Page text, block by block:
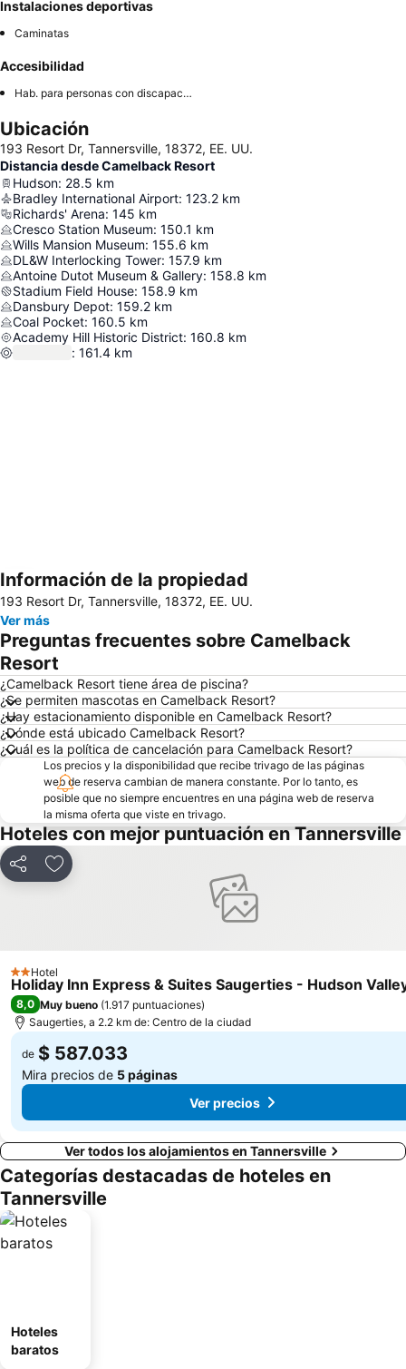
Instalaciones deportivas
Caminatas
Accesibilidad
Hab. para personas con discapacidad
Ubicación
193 Resort Dr, Tannersville, 18372, EE. UU.
Distancia desde Camelback Resort
Hudson: 28.5 km
Bradley International Airport: 123.2 km
Richards' Arena: 145 km
Cresco Station Museum: 150.1 km
Wills Mansion Museum: 155.6 km
DL&W Interlocking Tower: 157.9 km
Antoine Dutot Museum & Gallery: 158.8 km
Stadium Field House: 158.9 km
Dansbury Depot: 159.2 km
Coal Pocket: 160.5 km
Academy Hill Historic District: 160.8 km
: 161.4 km
Ampliar mapa
Información de la propiedad
193 Resort Dr, Tannersville, 18372, EE. UU.
Ver más
Preguntas frecuentes sobre Camelback
Resort
¿Camelback Resort tiene área de piscina?
¿Se permiten mascotas en Camelback Resort?
¿Hay estacionamiento disponible en Camelback Resort?
¿Dónde está ubicado Camelback Resort?
¿Cuál es la política de cancelación para Camelback Resort?
Los precios y la disponibilidad que recibe trivago de las páginas
web de reserva cambian de manera constante. Por lo tanto, es
posible que no siempre encuentres en una página web de reserva
la misma oferta que viste en trivago.
Hoteles con mejor puntuación en Tannersville
CompartirAgregar a favoritos
2 Estrellas
Hotel
Holiday Inn Express & Suites Saugerties - Hudson
8,0 Muy bueno (1.917 puntuaciones)
Saugerties, a 2.2 km de: Centro de la ciudad
de $ 587.033
Mira precios de 5 páginas
Ver precios
Ver todos los alojamientos en Tannersville
Categorías destacadas de hoteles en
Tannersville
Hoteles
baratos